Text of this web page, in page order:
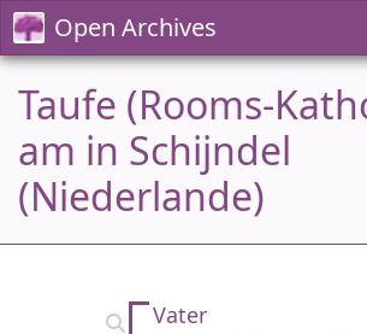
Open Archives
Taufe (Rooms-
am in Schijndel
(Niederlande)
Vater